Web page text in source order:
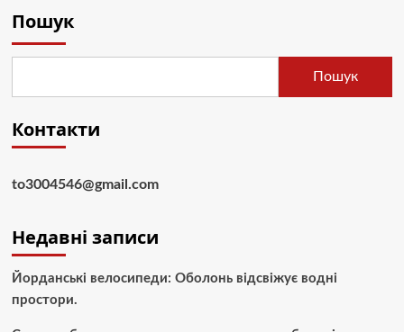
Пошук
Пошук
Контакти
to3004546@gmail.com
Недавні записи
Йорданські велосипеди: Оболонь відсвіжує водні
простори.